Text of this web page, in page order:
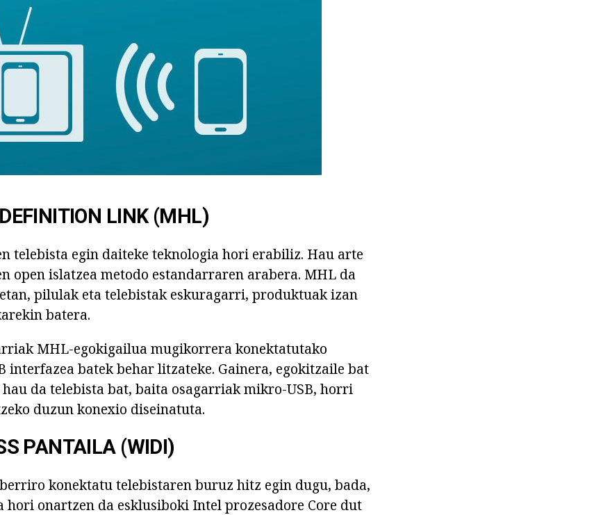
LINK (MHL)
telebista egin daiteke teknologia hori erabiliz. Hau arte
open islatzea metodo estandarraren arabera. MHL da
pilulak eta telebistak eskuragarri, produktuak izan
batera.
MHL-egokigailua mugikorrera konektatutako
interfazea batek behar litzateke. Gainera, egokitzaile bat
da telebista bat, baita osagarriak mikro-USB, horri
duzun konexio diseinatuta.
PANTAILA (WIDI)
konektatu telebistaren buruz hitz egin dugu, bada,
hori onartzen da esklusiboki Intel prozesadore Core dut